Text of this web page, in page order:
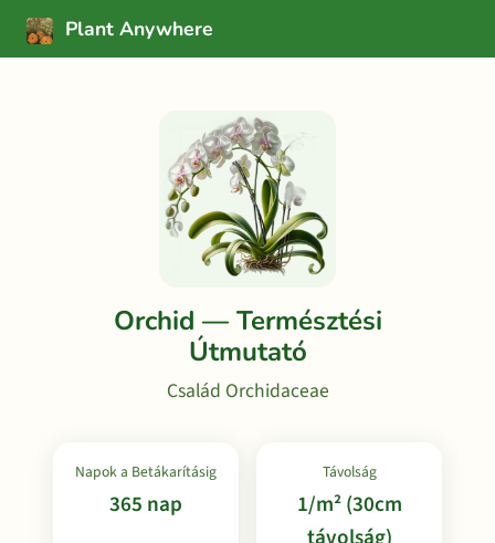
Plant Anywhere
Orchid — Természtési
Útmutató
Család Orchidaceae
Napok a Betákarításig
365 nap
Távolság
1/m² (30cm